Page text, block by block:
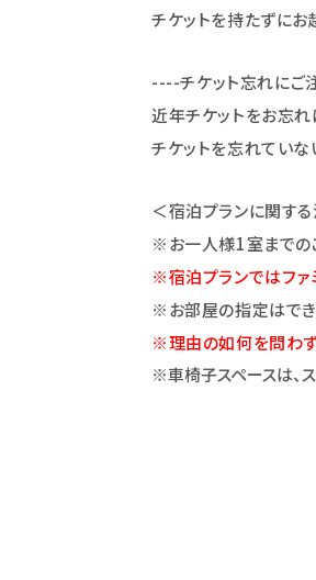
チケットを持たずにお
----チケット忘れにご
近年チケットをお忘
チケットを忘れていな
＜宿泊プランに関す
※お一人様1室までの
※宿泊プランではファ
※お部屋の指定はでき
※理由の如何を問わず
※車椅子スペースは、